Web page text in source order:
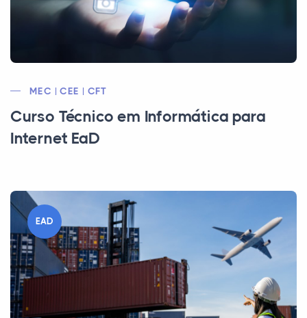
MEC | CEE | CFT
Curso Técnico em Informática para
Internet EaD
EAD